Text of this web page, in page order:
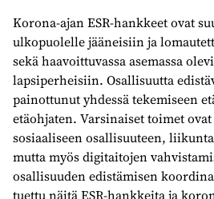
Korona-ajan ESR-hankkeet ovat
ulkopuolelle jääneisiin ja
sekä haavoittuvassa asemassa
lapsiperheisiin. Osallisuutta
painottunut yhdessä tekemiseen
etäohjaten. Varsinaiset toimet
sosiaaliseen osallisuuteen,
mutta myös digitaitojen
osallisuuden edistämisen
tuettu näitä ESR-hankkeita ja